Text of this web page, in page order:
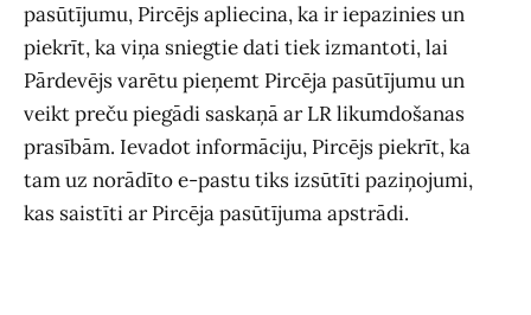
pasūtījumu, Pircējs apliecina, ka ir iepazinies un
piekrīt, ka viņa sniegtie dati tiek izmantoti, lai
Pārdevējs varētu pieņemt Pircēja pasūtījumu un
veikt preču piegādi saskaņā ar LR likumdošanas
prasībām. Ievadot informāciju, Pircējs piekrīt, ka
tam uz norādīto e-pastu tiks izsūtīti paziņojumi,
kas saistīti ar Pircēja pasūtījuma apstrādi.